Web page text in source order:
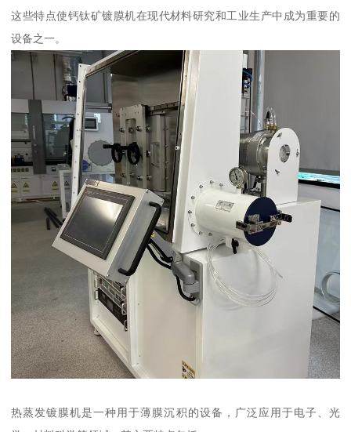
这些特点使钙钛矿镀膜机在现代材料研究和工业生产中成为重要的
设备之一。
热蒸发镀膜机是一种用于薄膜沉积的设备，广泛应用于电子、光